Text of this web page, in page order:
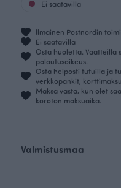
Ei saatavilla
Ilmainen Postnordin
Ei saatavilla
Osta huoletta. Vaatteilla
palautusoikeus.
Osta helposti tutuilla ja
verkkopankit,
Maksa vasta, kun olet
koroton maksuaika.
Valmistusmaa